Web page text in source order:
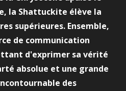
la Shattuckite élève la
supérieures. Ensemble,
de communication
d'exprimer sa vérité
absolue et une grande
des